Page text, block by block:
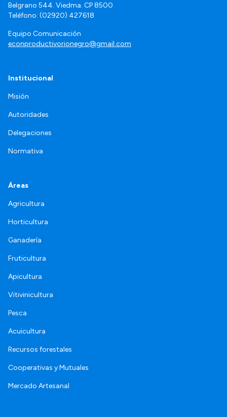
Belgrano 544. Viedma. CP 8500
Teléfono: (02920) 427618
Equipo Comunicación
econproductivorionegro@gmail.com
Institucional
Misión
Autoridades
Delegaciones
Normativa
Áreas
Agricultura
Horticultura
Ganadería
Fruticultura
Apicultura
Vitivinicultura
Pesca
Acuicultura
Recursos forestales
Cooperativas y Mutuales
Mercado Artesanal